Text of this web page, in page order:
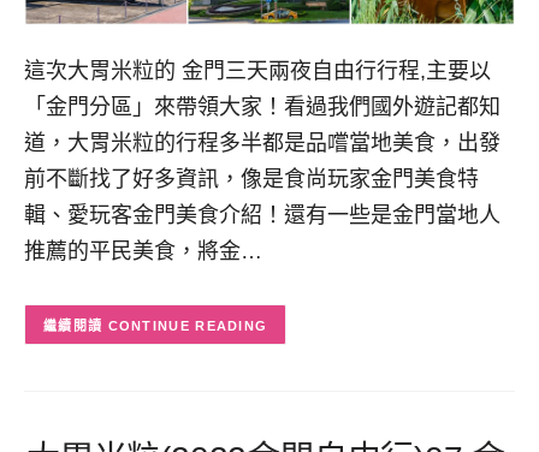
這次大胃米粒的 金門三天兩夜自由行行程,主要以
「金門分區」來帶領大家！看過我們國外遊記都知
道，大胃米粒的行程多半都是品嚐當地美食，出發
前不斷找了好多資訊，像是食尚玩家金門美食特
輯、愛玩客金門美食介紹！還有一些是金門當地人
推薦的平民美食，將金…
CONTINUE READING